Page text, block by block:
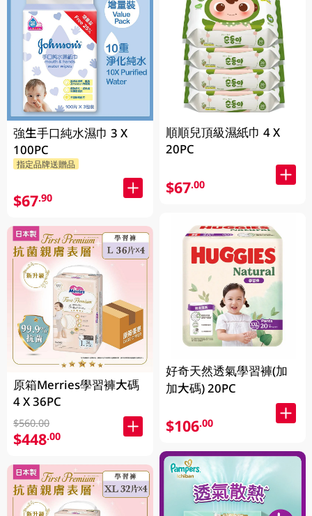
強生手口純水濕巾 3 X
100PC
指定品牌送贈品
$67.90
原箱Merries學習褲大碼
4 X 36PC
$560.00
$448.00
順順兒頂級濕紙巾 4 X
20PC
$67.00
好奇天然透氣學習褲(加
加大碼) 20PC
$106.00